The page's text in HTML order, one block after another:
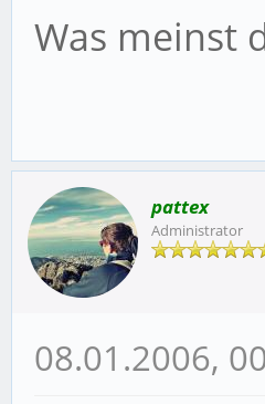
Was meinst
pattex
Administrator
08.01.2006,